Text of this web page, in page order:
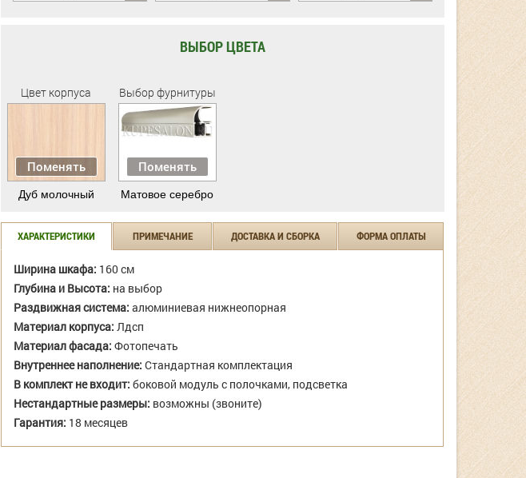
ВЫБОР ЦВЕТА
Цвет корпуса
Поменять
Дуб молочный
Выбор фурнитуры
Поменять
Матовое серебро
ХАРАКТЕРИСТИКИ ПРИМЕЧАНИЕ ДОСТАВКА И СБОРКА ФОРМА ОПЛАТЫ
Ширина шкафа: 160 см
Глубина и Высота: на выбор
Раздвижная система: алюминиевая нижнеопорная
Материал корпуса: Лдсп
Материал фасада: Фотопечать
Внутреннее наполнение: Стандартная комплектация
В комплект не входит: боковой модуль с полочками, подсветка
Нестандартные размеры: возможны (звоните)
Гарантия: 18 месяцев